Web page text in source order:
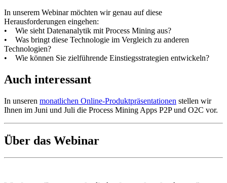
In unserem Webinar möchten wir genau auf diese
Herausforderungen eingehen:
• Wie sieht Datenanalytik mit Process Mining aus?
• Was bringt diese Technologie im Vergleich zu anderen
Technologien?
• Wie können Sie zielführende Einstiegsstrategien entwickeln?
Auch interessant
In unseren monatlichen Online-Produktpräsentationen stellen wir
Ihnen im Juni und Juli die Process Mining Apps P2P und O2C vor.
Über das Webinar